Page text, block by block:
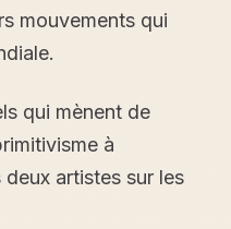
mouvements qui
qui mènent de
à
artistes sur les